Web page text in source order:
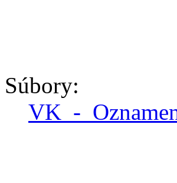
Súbory:
VK_-